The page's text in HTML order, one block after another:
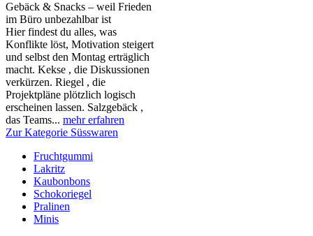
Gebäck & Snacks – weil Frieden
im Büro unbezahlbar ist
Hier findest du alles, was
Konflikte löst, Motivation steigert
und selbst den Montag erträglich
macht. Kekse , die Diskussionen
verkürzen. Riegel , die
Projektpläne plötzlich logisch
erscheinen lassen. Salzgebäck ,
das Teams... mehr erfahren
Zur Kategorie Süsswaren
Fruchtgummi
Lakritz
Kaubonbons
Schokoriegel
Pralinen
Minis